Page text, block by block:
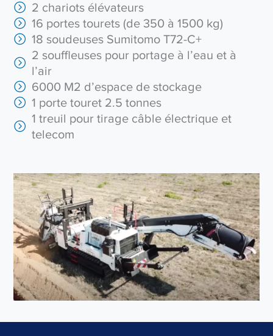
2 chariots élévateurs
16 portes tourets (de 350 à 1500 kg)
18 soudeuses Sumitomo T72-C+
2 souffleuses pour portage à l’eau et à
l’air
6000 M2 d’espace de stockage
1 porte touret 2.5 tonnes
1 treuil pour tirage câble électrique et
telecom